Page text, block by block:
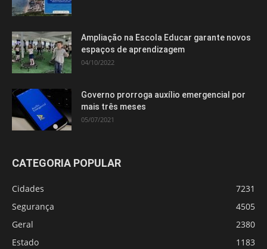
Ampliação na Escola Educar garante novos
espaços de aprendizagem
04/10/2022
Governo prorroga auxílio emergencial por
mais três meses
05/07/2021
CATEGORIA POPULAR
Cidades
7231
Segurança
4505
Geral
2380
Estado
1183